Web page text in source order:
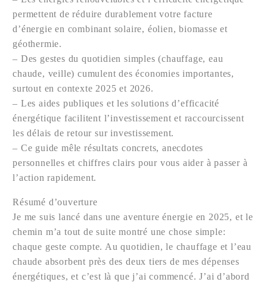
permettent de réduire durablement votre facture
d’énergie en combinant solaire, éolien, biomasse et
géothermie.
– Des gestes du quotidien simples (chauffage, eau
chaude, veille) cumulent des économies importantes,
surtout en contexte 2025 et 2026.
– Les aides publiques et les solutions d’efficacité
énergétique facilitent l’investissement et raccourcissent
les délais de retour sur investissement.
– Ce guide mêle résultats concrets, anecdotes
personnelles et chiffres clairs pour vous aider à passer à
l’action rapidement.
Résumé d’ouverture
Je me suis lancé dans une aventure énergie en 2025, et le
chemin m’a tout de suite montré une chose simple:
chaque geste compte. Au quotidien, le chauffage et l’eau
chaude absorbent près des deux tiers de mes dépenses
énergétiques, et c’est là que j’ai commencé. J’ai d’abord